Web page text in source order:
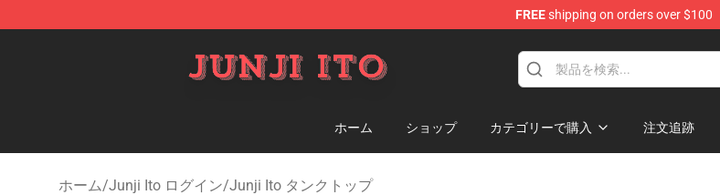
FREEshipping on orders over $100
ホーム ショップ カテゴリーで購入 注文追跡
ホーム/Junji Ito ログイン/Junji Ito タンクトップ